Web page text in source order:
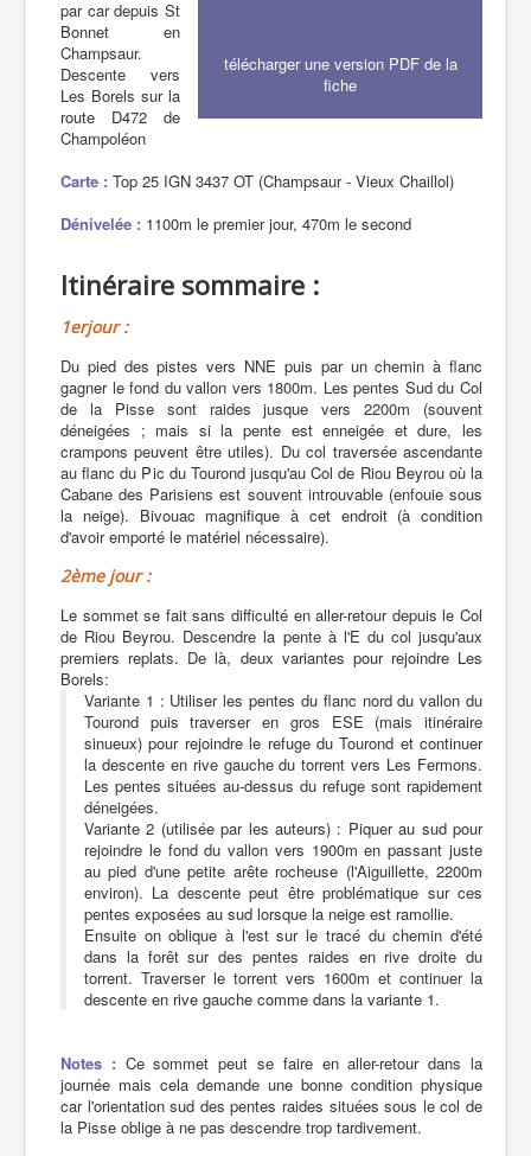
télécharger une version PDF de la
fiche
par car depuis St
Bonnet en
Champsaur.
Descente vers
Les Borels sur la
route D472 de
Champoléon
Carte : Top 25 IGN 3437 OT (Champsaur - Vieux Chaillol)
Dénivelée : 1100m le premier jour, 470m le second
Itinéraire sommaire :
1erjour :
Du pied des pistes vers NNE puis par un chemin à flanc
gagner le fond du vallon vers 1800m. Les pentes Sud du Col
de la Pisse sont raides jusque vers 2200m (souvent
déneigées ; mais si la pente est enneigée et dure, les
crampons peuvent être utiles). Du col traversée ascendante
au flanc du Pic du Tourond jusqu'au Col de Riou Beyrou où la
Cabane des Parisiens est souvent introuvable (enfouie sous
la neige). Bivouac magnifique à cet endroit (à condition
d'avoir emporté le matériel nécessaire).
2ème jour :
Le sommet se fait sans difficulté en aller-retour depuis le Col
de Riou Beyrou. Descendre la pente à l'E du col jusqu'aux
premiers replats. De là, deux variantes pour rejoindre Les
Borels:
Variante 1 : Utiliser les pentes du flanc nord du vallon du
Tourond puis traverser en gros ESE (mais itinéraire
sinueux) pour rejoindre le refuge du Tourond et continuer
la descente en rive gauche du torrent vers Les Fermons.
Les pentes situées au-dessus du refuge sont rapidement
déneigées.
Variante 2 (utilisée par les auteurs) : Piquer au sud pour
rejoindre le fond du vallon vers 1900m en passant juste
au pied d'une petite arête rocheuse (l'Aiguillette, 2200m
environ). La descente peut être problématique sur ces
pentes exposées au sud lorsque la neige est ramollie.
Ensuite on oblique à l'est sur le tracé du chemin d'été
dans la forêt sur des pentes raides en rive droite du
torrent. Traverser le torrent vers 1600m et continuer la
descente en rive gauche comme dans la variante 1.
Notes : Ce sommet peut se faire en aller-retour dans la
journée mais cela demande une bonne condition physique
car l'orientation sud des pentes raides situées sous le col de
la Pisse oblige à ne pas descendre trop tardivement.